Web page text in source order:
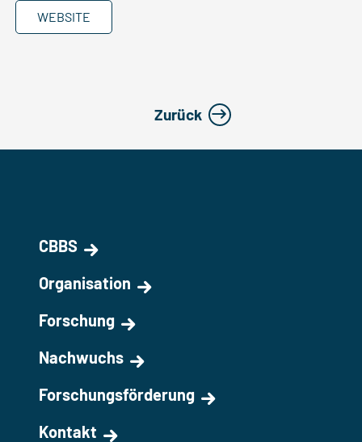
WEBSITE
Zurück
CBBS
Organisation
Forschung
Nachwuchs
Forschungsförderung
Kontakt